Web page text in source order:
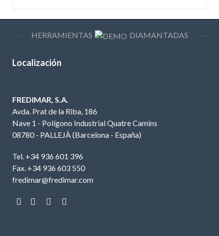
HERRAMIENTAS DIAMANTADAS
Localización
FREDIMAR, S.A.
Avda. Prat de la Riba, 186
Nave 1 - Polígono Industrial Quatre Camins
08780 - PALLEJÀ (Barcelona - España)
Tel. +34 936 601 396
Fax. +34 936 603 550
fredimar@fredimar.com